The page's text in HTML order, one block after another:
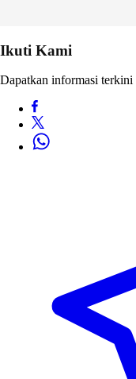
Ikuti Kami
Dapatkan informasi terkini